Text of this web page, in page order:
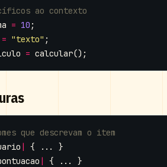
= 10 ;
= "texto" ;
= calcular();
| { ...
}
| { ... }